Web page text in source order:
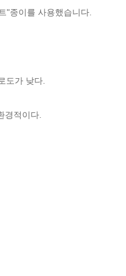
"종이를 사용했습니다.
도가 낮다.
경적이다.